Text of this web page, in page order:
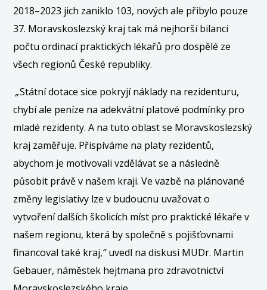
2018–2023 jich zaniklo 103, nových ale přibylo pouze
37. Moravskoslezský kraj tak má nejhorší bilanci
počtu ordinací praktických lékařů pro dospělé ze
všech regionů České republiky.
„Státní dotace sice pokryjí náklady na rezidenturu,
chybí ale peníze na adekvátní platové podmínky pro
mladé rezidenty. A na tuto oblast se Moravskoslezský
kraj zaměřuje. Přispíváme na platy rezidentů,
abychom je motivovali vzdělávat se a následně
působit právě v našem kraji. Ve vazbě na plánované
změny legislativy lze v budoucnu uvažovat o
vytvoření dalších školicích míst pro praktické lékaře v
našem regionu, která by společně s pojišťovnami
financoval také kraj,“uvedl na diskusi MUDr. Martin
Gebauer, náměstek hejtmana pro zdravotnictví